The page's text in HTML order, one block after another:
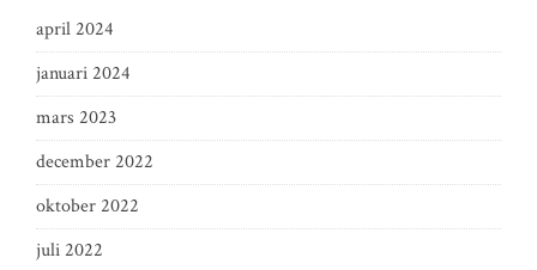
april 2024
januari 2024
mars 2023
december 2022
oktober 2022
juli 2022